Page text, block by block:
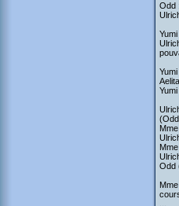
Odd
Odd